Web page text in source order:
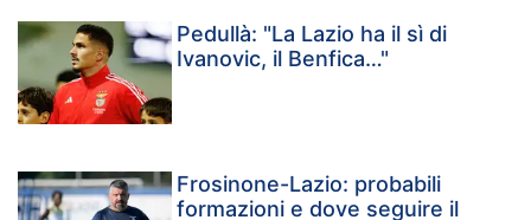
Pedullà: "La Lazio ha il sì di
Ivanovic, il Benfica…"
Frosinone-Lazio: probabili
formazioni e dove seguire il